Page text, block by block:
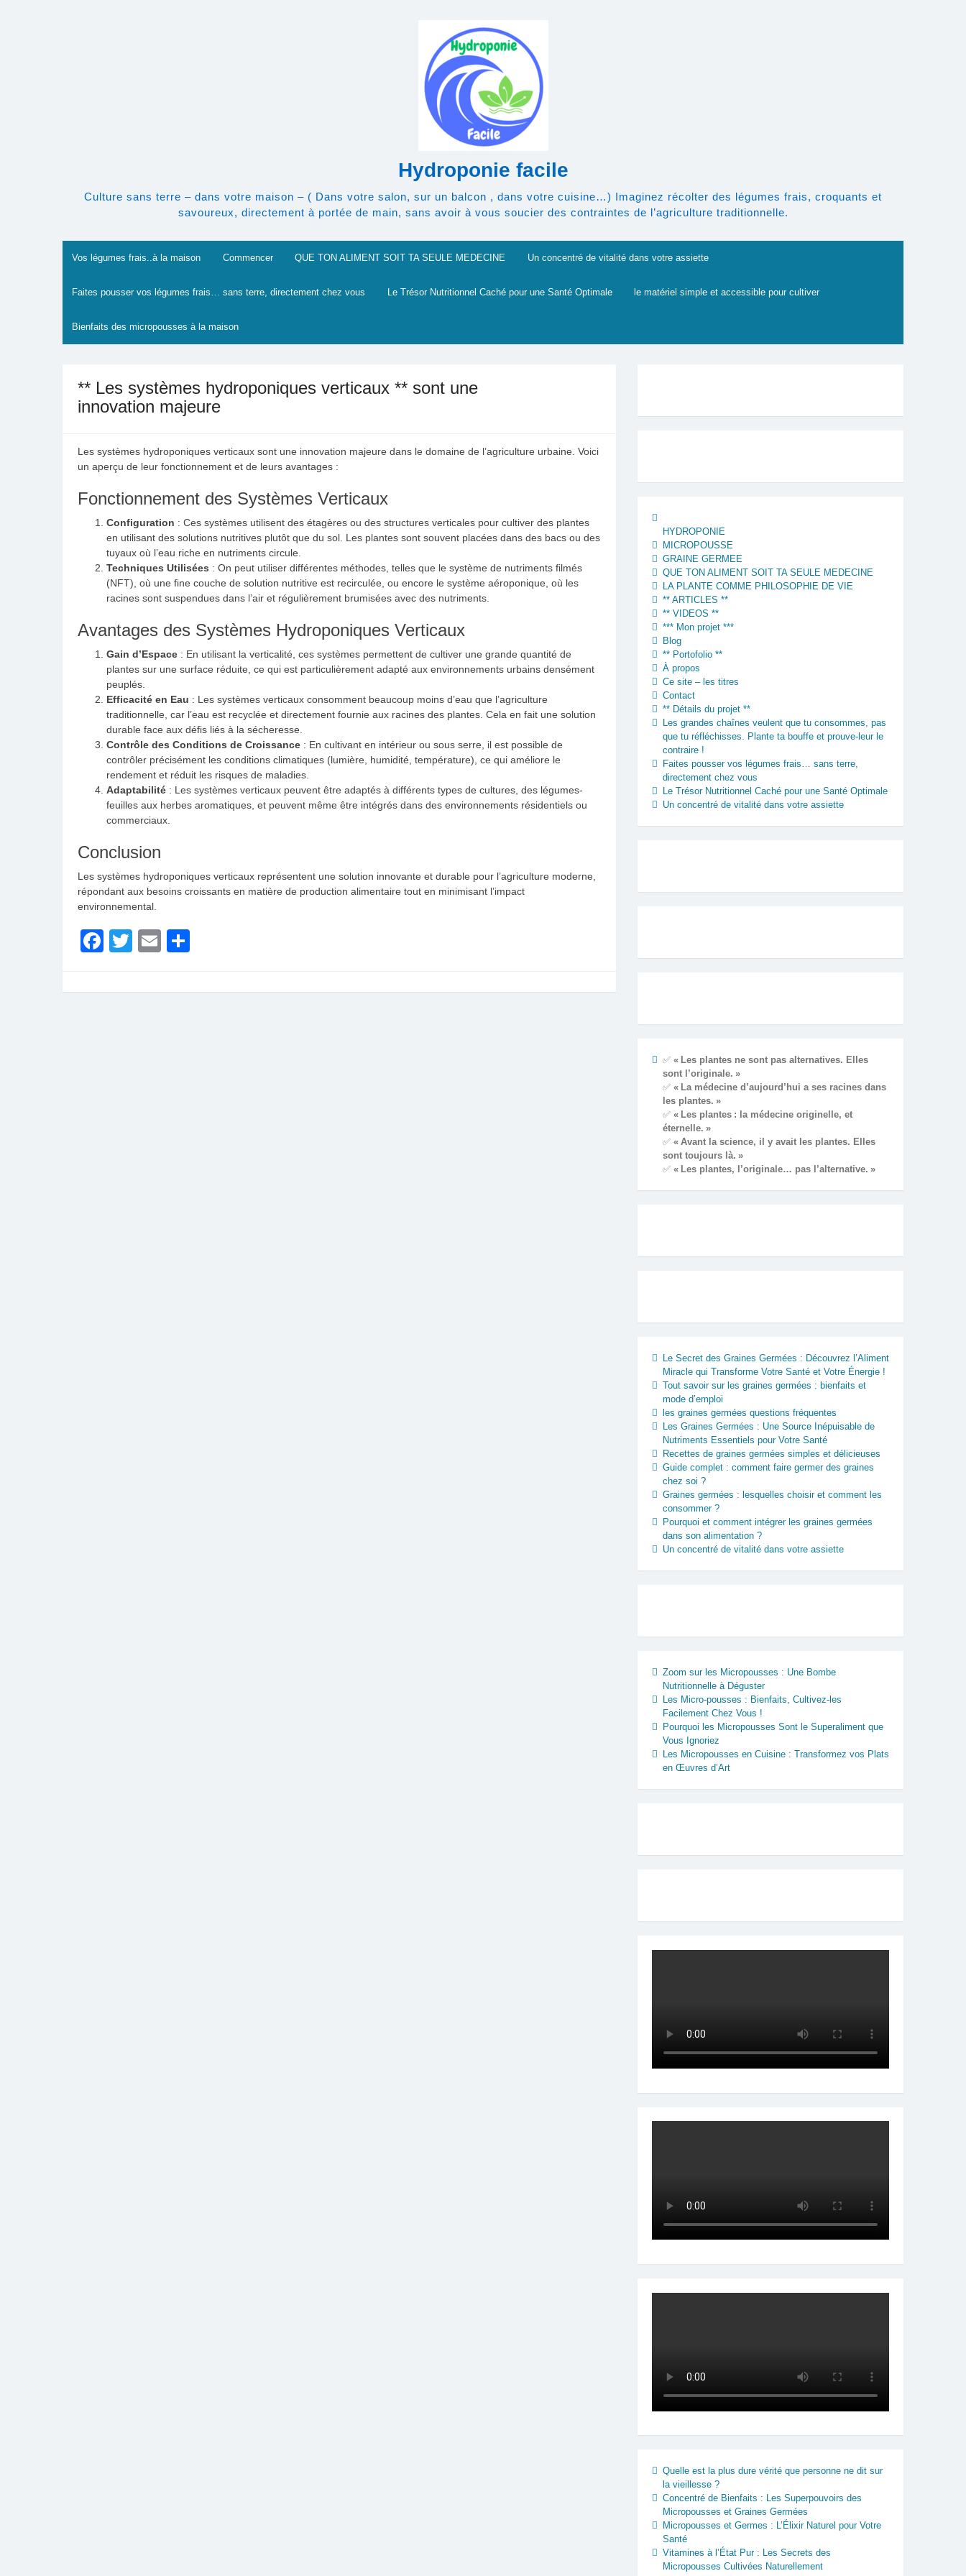
Hydroponie facile
Culture sans terre – dans votre maison – ( Dans votre salon, sur un balcon , dans votre cuisine…) Imaginez récolter des légumes frais, croquants et
savoureux, directement à portée de main, sans avoir à vous soucier des contraintes de l’agriculture traditionnelle.
Vos légumes frais..à la maison Commencer QUE TON ALIMENT SOIT TA SEULE MEDECINE Un concentré de vitalité dans votre assiette
Faites pousser vos légumes frais… sans terre, directement chez vous Le Trésor Nutritionnel Caché pour une Santé Optimale le matériel simple et accessible pour cultiver
Bienfaits des micropousses à la maison
** Les systèmes hydroponiques verticaux ** sont une
innovation majeure
Les systèmes hydroponiques verticaux sont une innovation majeure dans le domaine de l’agriculture urbaine. Voici
un aperçu de leur fonctionnement et de leurs avantages :
Fonctionnement des Systèmes Verticaux
Configuration : Ces systèmes utilisent des étagères ou des structures verticales pour cultiver des plantes
en utilisant des solutions nutritives plutôt que du sol. Les plantes sont souvent placées dans des bacs ou des
tuyaux où l’eau riche en nutriments circule.
Techniques Utilisées : On peut utiliser différentes méthodes, telles que le système de nutriments filmés
(NFT), où une fine couche de solution nutritive est recirculée, ou encore le système aéroponique, où les
racines sont suspendues dans l’air et régulièrement brumisées avec des nutriments​.
Avantages des Systèmes Hydroponiques Verticaux
Gain d’Espace : En utilisant la verticalité, ces systèmes permettent de cultiver une grande quantité de
plantes sur une surface réduite, ce qui est particulièrement adapté aux environnements urbains densément
peuplés​.
Efficacité en Eau : Les systèmes verticaux consomment beaucoup moins d’eau que l’agriculture
traditionnelle, car l’eau est recyclée et directement fournie aux racines des plantes. Cela en fait une solution
durable face aux défis liés à la sécheresse​.
Contrôle des Conditions de Croissance : En cultivant en intérieur ou sous serre, il est possible de
contrôler précisément les conditions climatiques (lumière, humidité, température), ce qui améliore le
rendement et réduit les risques de maladies​.
Adaptabilité : Les systèmes verticaux peuvent être adaptés à différents types de cultures, des légumes-
feuilles aux herbes aromatiques, et peuvent même être intégrés dans des environnements résidentiels ou
commerciaux​.
Conclusion
Les systèmes hydroponiques verticaux représentent une solution innovante et durable pour l’agriculture moderne,
répondant aux besoins croissants en matière de production alimentaire tout en minimisant l’impact
environnemental.
Facebook
TwitterEmail
HYDROPONIE
MICROPOUSSE
GRAINE GERMEE
QUE TON ALIMENT SOIT TA SEULE MEDECINE
LA PLANTE COMME PHILOSOPHIE DE VIE
** ARTICLES **
** VIDEOS **
*** Mon projet ***
Blog
** Portofolio **
À propos
Ce site – les titres
Contact
** Détails du projet **
Les grandes chaînes veulent que tu consommes, pas
que tu réfléchisses. Plante ta bouffe et prouve-leur le
contraire !
Faites pousser vos légumes frais… sans terre,
directement chez vous
Le Trésor Nutritionnel Caché pour une Santé Optimale
Un concentré de vitalité dans votre assiette
✅ « Les plantes ne sont pas alternatives. Elles
sont l’originale. »
✅ « La médecine d’aujourd’hui a ses racines dans
les plantes. »
✅ « Les plantes : la médecine originelle, et
éternelle. »
✅ « Avant la science, il y avait les plantes. Elles
sont toujours là. »
✅ « Les plantes, l’originale… pas l’alternative. »
Le Secret des Graines Germées : Découvrez l’Aliment
Miracle qui Transforme Votre Santé et Votre Énergie !
Tout savoir sur les graines germées : bienfaits et
mode d’emploi
les graines germées questions fréquentes
Les Graines Germées : Une Source Inépuisable de
Nutriments Essentiels pour Votre Santé
Recettes de graines germées simples et délicieuses
Guide complet : comment faire germer des graines
chez soi ?
Graines germées : lesquelles choisir et comment les
consommer ?
Pourquoi et comment intégrer les graines germées
dans son alimentation ?
Un concentré de vitalité dans votre assiette
Zoom sur les Micropousses : Une Bombe
Nutritionnelle à Déguster
Les Micro-pousses : Bienfaits, Cultivez-les
Facilement Chez Vous !
Pourquoi les Micropousses Sont le Superaliment que
Vous Ignoriez
Les Micropousses en Cuisine : Transformez vos Plats
en Œuvres d’Art
Quelle est la plus dure vérité que personne ne dit sur
la vieillesse ?
Concentré de Bienfaits : Les Superpouvoirs des
Micropousses et Graines Germées
Micropousses et Germes : L’Élixir Naturel pour Votre
Santé
Vitamines à l’État Pur : Les Secrets des
Micropousses Cultivées Naturellement